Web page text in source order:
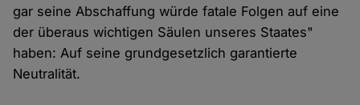
gar seine Abschaffung würde fatale Folgen auf eine
der überaus wichtigen Säulen unseres Staates"
haben: Auf seine grundgesetzlich garantierte
Neutralität.